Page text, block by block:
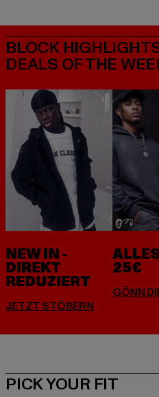
BLOCK
NEW IN -
DIREKT
REDUZIERT
25€
PICK YOUR FIT